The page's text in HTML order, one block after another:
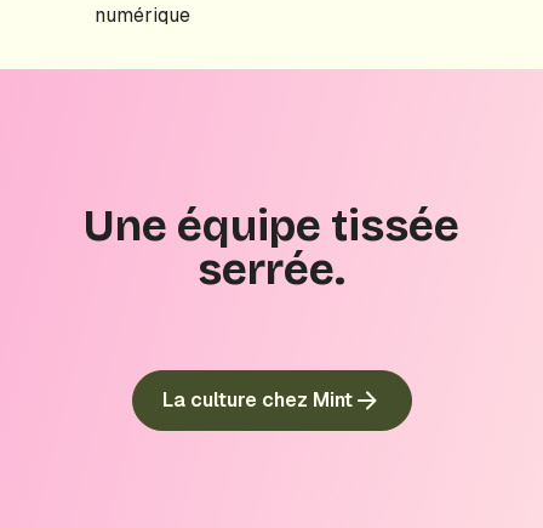
numérique
Une équipe tissée
serrée.
La culture chez Mint